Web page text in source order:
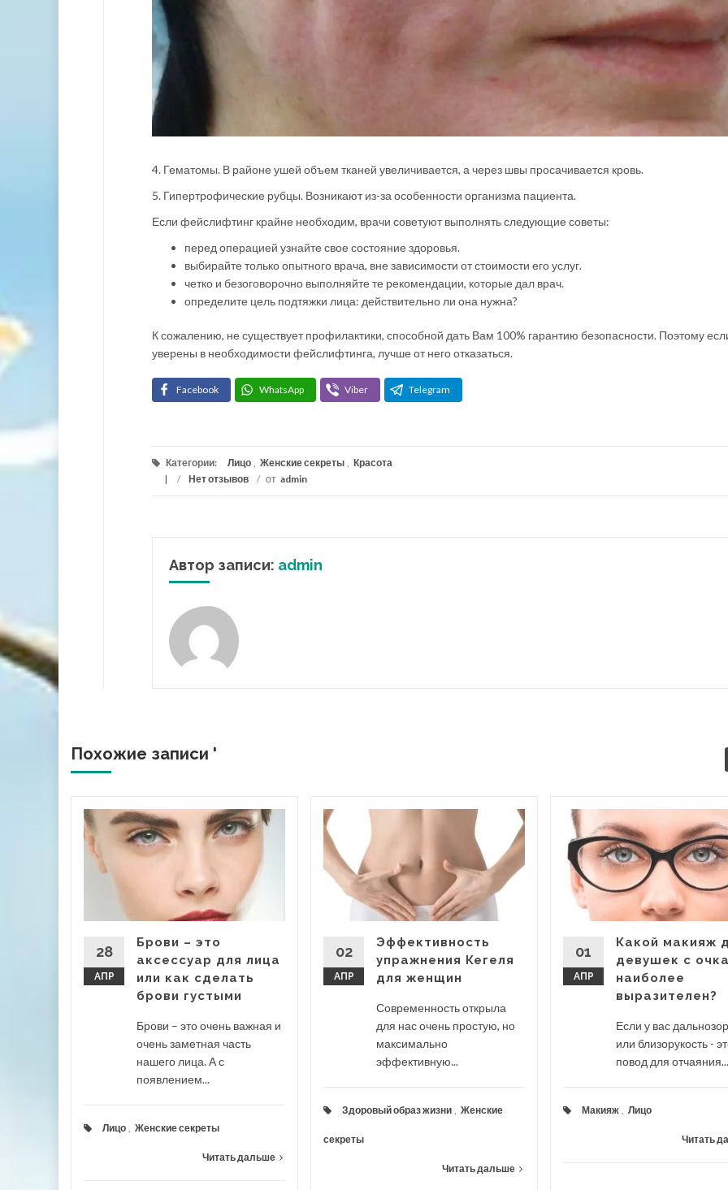
4. Гематомы. В районе ушей объем тканей увеличивается, а через швы просачивается кровь.
5. Гипертрофические рубцы. Возникают из-за особенности организма пациента.
Если фейслифтинг крайне необходим, врачи советуют выполнять следующие советы:
перед операцией узнайте свое состояние здоровья.
выбирайте только опытного врача, вне зависимости от стоимости его услуг.
четко и безоговорочно выполняйте те рекомендации, которые дал врач.
определите цель подтяжки лица: действительно ли она нужна?
К сожалению, не существует профилактики, способной дать Вам 100% гарантию безопасности. Поэтому
уверены в необходимости фейслифтинга, лучше от него отказаться.
Facebook WhatsApp Viber Telegram
Категории: Лицо , Женские секреты , Красота
/
Нет отзывов / от admin
Автор записи: admin
Похожие записи '
28
АПР
Брови – это
аксессуар для лица
или как сделать
брови густыми
Брови – это очень важная и
очень заметная часть
нашего лица. А с
появлением...
Лицо Женские секреты
Читать дальше
02
АПР
Эффективность
упражнения Кегеля
для женщин
Современность открыла
для нас очень простую, но
максимально
эффективную...
Здоровый образ жизни Женские
секреты
Читать дальше
01
АПР
Какой макияж
девушек с
наиболее
выразителен?
Если у вас
или близорукость -
повод для
Макияж Лицо
Читать